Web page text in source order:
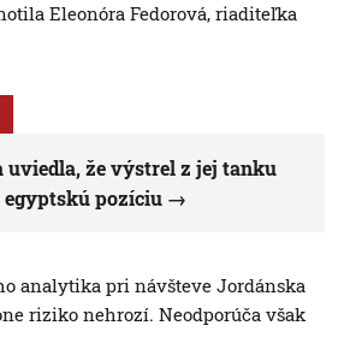
Eleonóra Fedorová, riaditeľka
uviedla, že výstrel z jej tanku
pozíciu
analytika pri návšteve Jordánska
riziko nehrozí. Neodporúča však